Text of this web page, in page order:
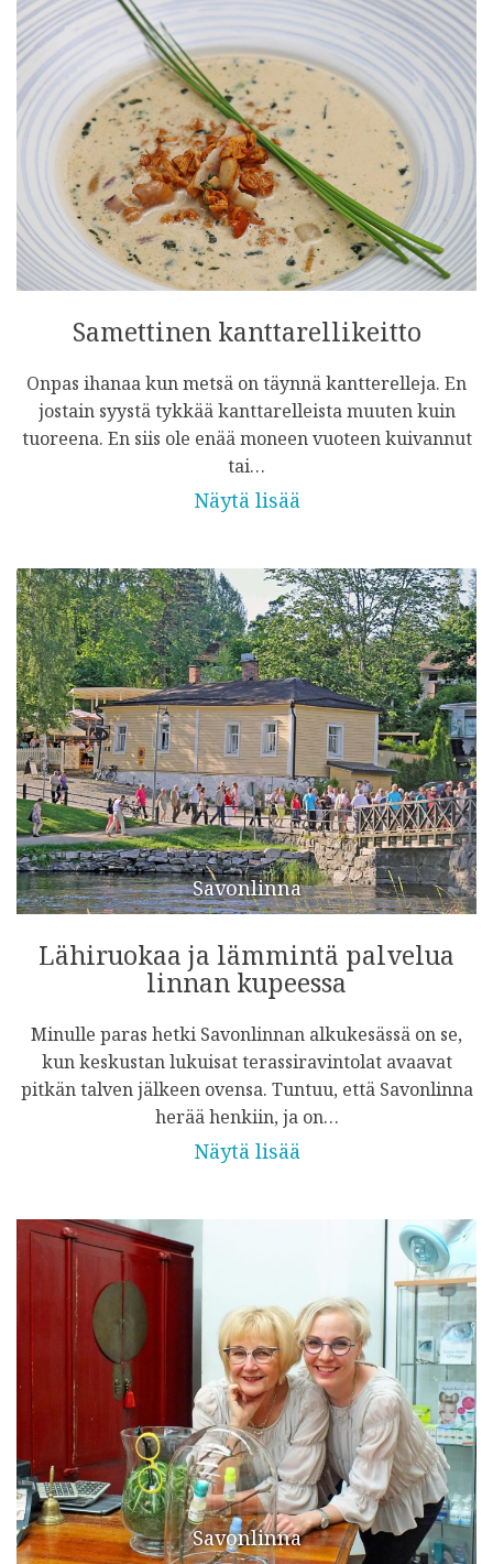
Samettinen kanttarellikeitto
Onpas ihanaa kun metsä on täynnä kantterelleja. En
jostain syystä tykkää kanttarelleista muuten kuin
tuoreena. En siis ole enää moneen vuoteen kuivannut
tai…
Näytä lisää
Savonlinna
Lähiruokaa ja lämmintä palvelua
linnan kupeessa
Minulle paras hetki Savonlinnan alkukesässä on se,
kun keskustan lukuisat terassiravintolat avaavat
pitkän talven jälkeen ovensa. Tuntuu, että Savonlinna
herää henkiin, ja on…
Näytä lisää
Savonlinna